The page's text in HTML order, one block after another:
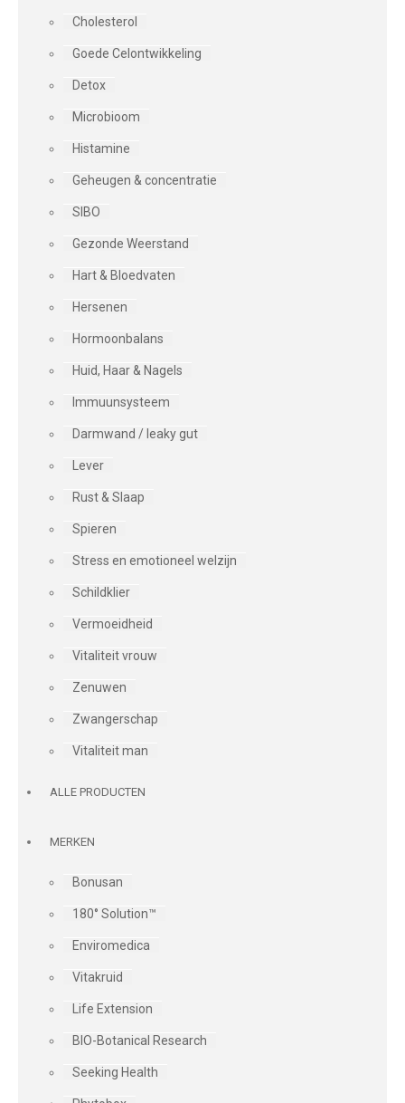
Cholesterol
Goede Celontwikkeling
Detox
Microbioom
Histamine
Geheugen & concentratie
SIBO
Gezonde Weerstand
Hart & Bloedvaten
Hersenen
Hormoonbalans
Huid, Haar & Nagels
Immuunsysteem
Darmwand / leaky gut
Lever
Rust & Slaap
Spieren
Stress en emotioneel welzijn
Schildklier
Vermoeidheid
Vitaliteit vrouw
Zenuwen
Zwangerschap
Vitaliteit man
ALLE PRODUCTEN
MERKEN
Bonusan
180° Solution™
Enviromedica
Vitakruid
Life Extension
BIO-Botanical Research
Seeking Health